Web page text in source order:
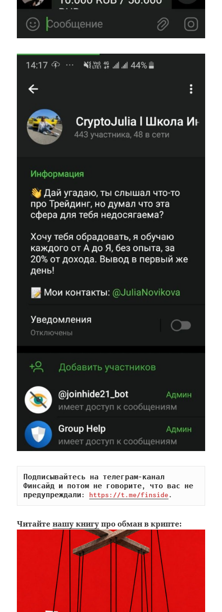
Подписывайтесь на телеграм-канал
Финсайд и потом не говорите, что вас не
предупреждали: https://t.me/finside.
Читайтенашу книгу про обман в крипте: